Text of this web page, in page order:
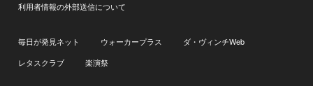
利用者情報の外部送信について
毎日が発見ネット ウォーカープラス
ダ・ヴィンチWeb
レタスクラブ
楽演祭